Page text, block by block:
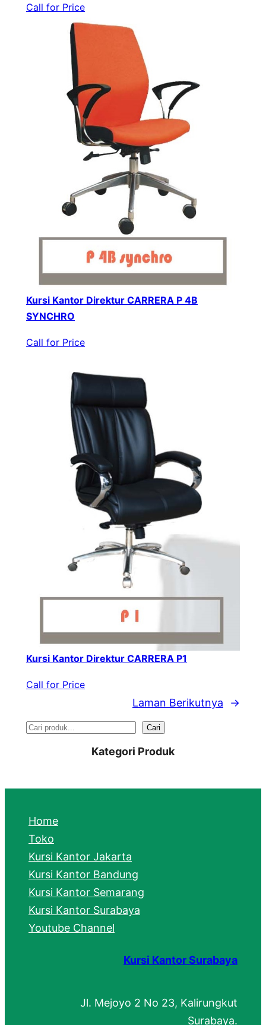
Call for Price
Kursi Kantor Direktur CARRERA P 4B
SYNCHRO
Call for Price
Kursi Kantor Direktur CARRERA P1
Call for Price
Laman Berikutnya →
S
r
h
Cari
Kategori Produk
Home
Toko
Kursi Kantor Jakarta
Kursi Kantor Bandung
Kursi Kantor Semarang
Kursi Kantor Surabaya
Youtube Channel
Kursi Kantor Surabaya
Jl. Mejoyo 2 No 23, Kalirungkut
Surabaya.